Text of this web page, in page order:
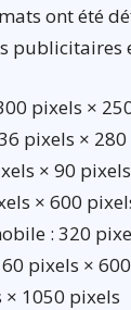
ont été
publicitaires
pixels ×
pixels ×
× 90 pixels
× 600
: 320
pixels ×
× 1050 pixels